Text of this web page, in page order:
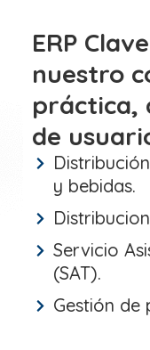
ERP
nuestro
práctica,
de
y bebidas.
Servicio
(SAT).
Gestión de